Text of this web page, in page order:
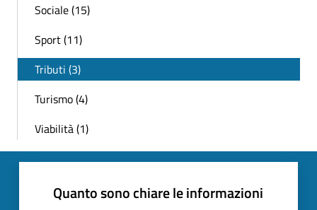
Sociale (15)
Sport (11)
Tributi (3)
Turismo (4)
Viabilità (1)
Quanto sono chiare le informazioni